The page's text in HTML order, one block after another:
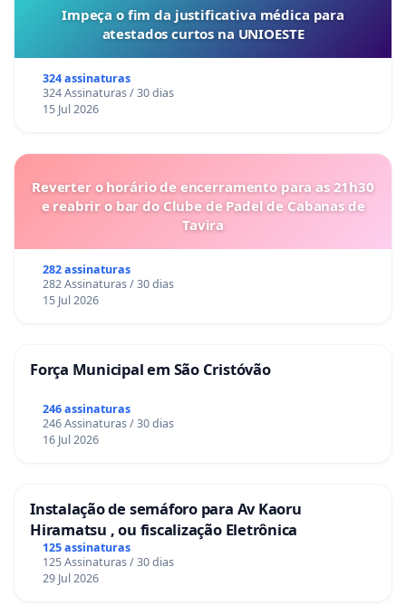
Impeça o fim da justificativa médica para
atestados curtos na UNIOESTE
324 assinaturas
324 Assinaturas / 30 dias
15 Jul 2026
Reverter o horário de encerramento para as 21h30
e reabrir o bar do Clube de Padel de Cabanas de
Tavira
282 assinaturas
282 Assinaturas / 30 dias
15 Jul 2026
Força Municipal em São Cristóvão
246 assinaturas
246 Assinaturas / 30 dias
16 Jul 2026
Instalação de semáforo para Av Kaoru
Hiramatsu , ou fiscalização Eletrônica
125 assinaturas
125 Assinaturas / 30 dias
29 Jul 2026